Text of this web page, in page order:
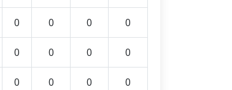
0 0 0 0
0 0 0 0
0 0 0 0